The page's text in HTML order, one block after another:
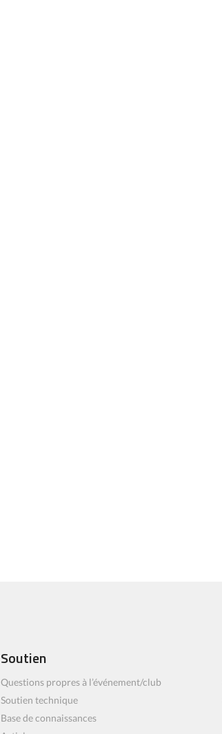
Soutien
Questions propres à l’événement/club
Soutien technique
Base de connaissances